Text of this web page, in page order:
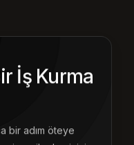
İş Kurma
bir adım öteye